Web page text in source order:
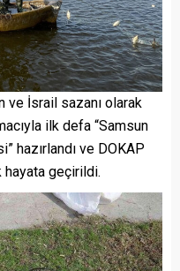
ve İsrail sazanı olarak
ilk defa “Samsun
hazırlandı ve DOKAP
hayata geçirildi.